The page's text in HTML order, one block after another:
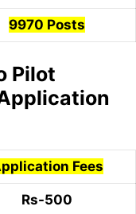
9970 Posts
Pilot
Fees
Rs-500